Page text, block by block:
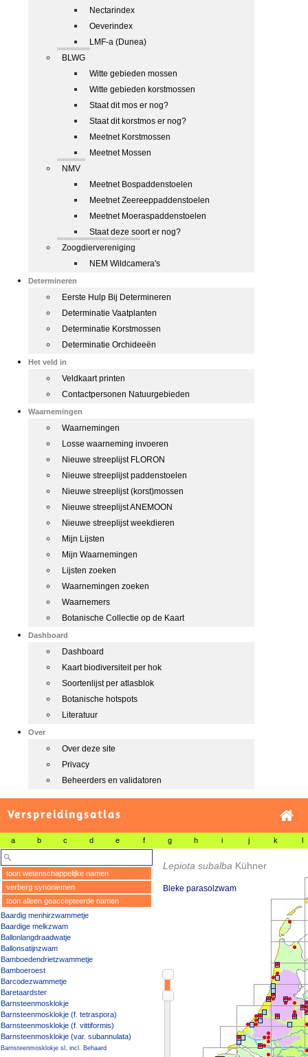
Nectarindex
Oeverindex
LMF-a (Dunea)
BLWG
Witte gebieden mossen
Witte gebieden korstmossen
Staat dit mos er nog?
Staat dit korstmos er nog?
Meetnet Korstmossen
Meetnet Mossen
NMV
Meetnet Bospaddenstoelen
Meetnet Zeereeppaddenstoelen
Meetnet Moeraspaddenstoelen
Staat deze soort er nog?
Zoogdiervereniging
NEM Wildcamera's
Determineren
Eerste Hulp Bij Determineren
Determinatie Vaatplanten
Determinatie Korstmossen
Determinatie Orchideeën
Het veld in
Veldkaart printen
Contactpersonen Natuurgebieden
Waarnemingen
Waarnemingen
Losse waarneming invoeren
Nieuwe streeplijst FLORON
Nieuwe streeplijst paddenstoelen
Nieuwe streeplijst (korst)mossen
Nieuwe streeplijst ANEMOON
Nieuwe streeplijst weekdieren
Mijn Lijsten
Mijn Waarnemingen
Lijsten zoeken
Waarnemingen zoeken
Waarnemers
Botanische Collectie op de Kaart
Dashboard
Dashboard
Kaart biodiversiteit per hok
Soortenlijst per atlasblok
Botanische hotspots
Literatuur
Over
Over deze site
Privacy
Beheerders en validatoren
Verspreidingsatlas
a b c d e f g h i j k l
toon wetenschappelijke namen
verberg synoniemen
toon alleen geaccepteerde namen
Baardig menhirzwammetje
Baardige melkzwam
Ballonlangdraadwatje
Ballonsatijnzwam
Bamboedendrietzwammetje
Bamboeroest
Barcodezwammetje
Baretaardster
Barnsteenmosklokje
Barnsteenmosklokje (f. tetraspora)
Barnsteenmosklokje (f. vittiformis)
Barnsteenmosklokje (var. subannulata)
Barnsteenmosklokje sl, incl. Behaard
Lepiota subalba Kühner
Bleke parasolzwam